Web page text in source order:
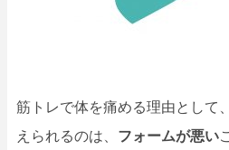
筋トレで体を痛める理由として
えられるのは、 フォームが悪い